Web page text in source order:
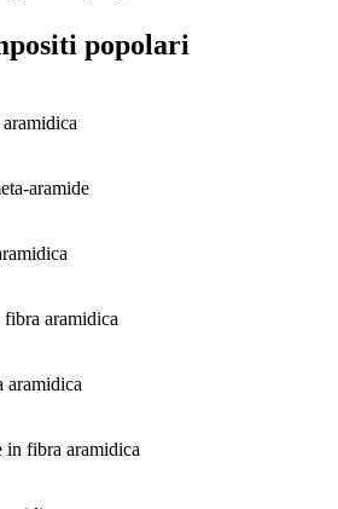
popolari
aramide
aramidica
aramidica
in fibra aramidica